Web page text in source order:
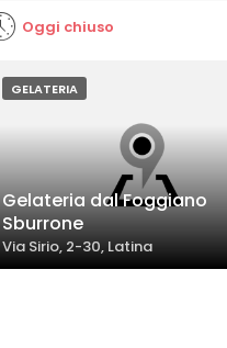
Oggi chiuso
GELATERIA
Gelateria dal Foggiano
Sburrone
Via Sirio, 2-30, Latina